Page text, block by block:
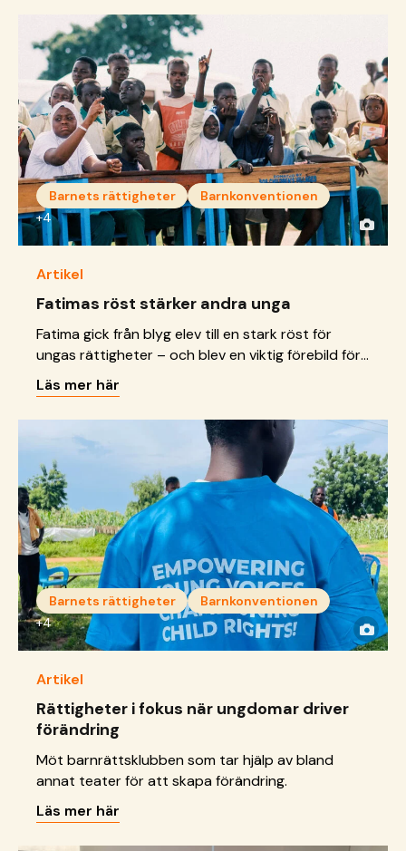
Barnets rättigheter
Barnkonventionen
+4
Artikel
Fatimas röst stärker andra unga
Fatima gick från blyg elev till en stark röst för
ungas rättigheter – och blev en viktig förebild för
andra unga.
Läs mer här
Barnets rättigheter
Barnkonventionen
+4
Artikel
Rättigheter i fokus när ungdomar driver
förändring
Möt barnrättsklubben som tar hjälp av bland
annat teater för att skapa förändring.
Läs mer här